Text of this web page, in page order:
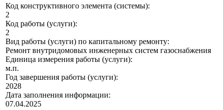
Код конструктивного элемента (системы):
2
Код работы (услуги):
2
Вид работы (услуги) по капитальному ремонту:
Ремонт внутридомовых инженерных систем газоснабжения
Единица измерения работы (услуги):
м.п.
Год завершения работы (услуги):
2028
Дата заполнения информации:
07.04.2025